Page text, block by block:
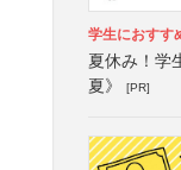
学生におすす
夏休み！学
夏》
[PR]